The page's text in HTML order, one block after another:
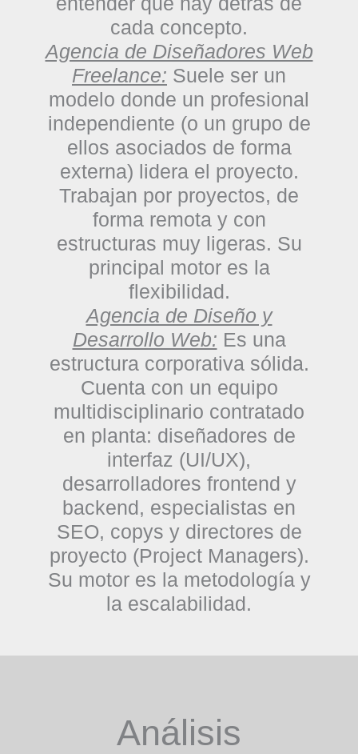
cada concepto.
Agencia de Diseñadores Web
Freelance: Suele ser un
modelo donde un profesional
independiente (o un grupo de
ellos asociados de forma
externa) lidera el proyecto.
Trabajan por proyectos, de
forma remota y con
estructuras muy ligeras. Su
principal motor es la
flexibilidad.
Agencia de Diseño y
Desarrollo Web: Es una
estructura corporativa sólida.
Cuenta con un equipo
multidisciplinario contratado
en planta: diseñadores de
interfaz (UI/UX),
desarrolladores frontend y
backend, especialistas en
SEO, copys y directores de
proyecto (Project Managers).
Su motor es la metodología y
la escalabilidad.
Análisis